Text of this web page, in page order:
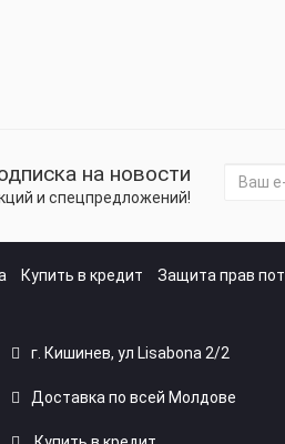
на новости
и спецпредложений!
Купить в кредит Защита прав
г. Кишинев, ул Lisabona 2/2
Доставка по всей Молдове